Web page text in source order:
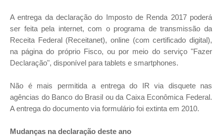
A entrega da declaração do Imposto de Renda 2017 poderá
ser feita pela internet, com o programa de transmissão da
Receita Federal (Receitanet), online (com certificado digital),
na página do próprio Fisco, ou por meio do serviço "Fazer
Declaração", disponível para tablets e smartphones.
Não é mais permitida a entrega do IR via disquete nas
agências do Banco do Brasil ou da Caixa Econômica Federal.
A entrega do documento via formulário foi extinta em 2010.
Mudanças na declaração deste ano